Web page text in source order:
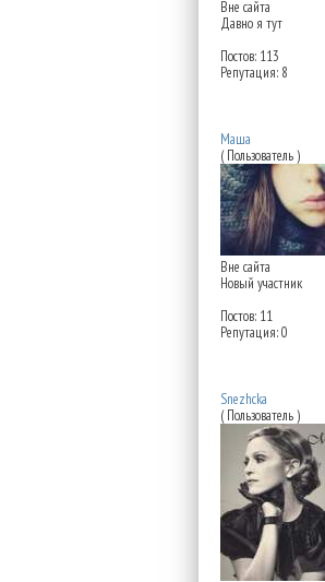
Вне сайта
Давно я тут
Постов: 113
Репутация: 8
Маша
( Пользователь )
Вне сайта
Новый участник
Постов: 11
Репутация: 0
Snezhcka
( Пользователь )